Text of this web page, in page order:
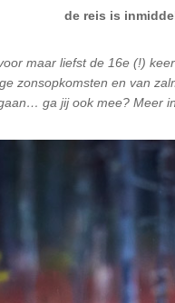
de reis is
maar liefst de 16e (!)
zonsopkomsten en van
ga jij ook mee? Meer